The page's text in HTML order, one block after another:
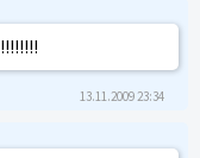
13.11.2009 23:34